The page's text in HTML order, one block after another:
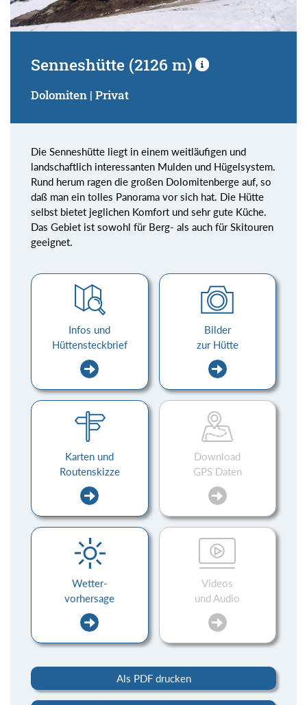
Senneshütte (2126 m)
Dolomiten | Privat
Die Senneshütte liegt in einem weitläufigen und
landschaftlich interessanten Mulden und Hügelsystem.
Rund herum ragen die großen Dolomitenberge auf, so
daß man ein tolles Panorama vor sich hat. Die Hütte
selbst bietet jeglichen Komfort und sehr gute Küche.
Das Gebiet ist sowohl für Berg- als auch für Skitouren
geeignet.
Infos und
Hüttensteckbrief
Bilder
zur Hütte
Karten und
Routenskizze
Download
GPS Daten
Wetter-
vorhersage
Videos
und Audio
Als PDF drucken